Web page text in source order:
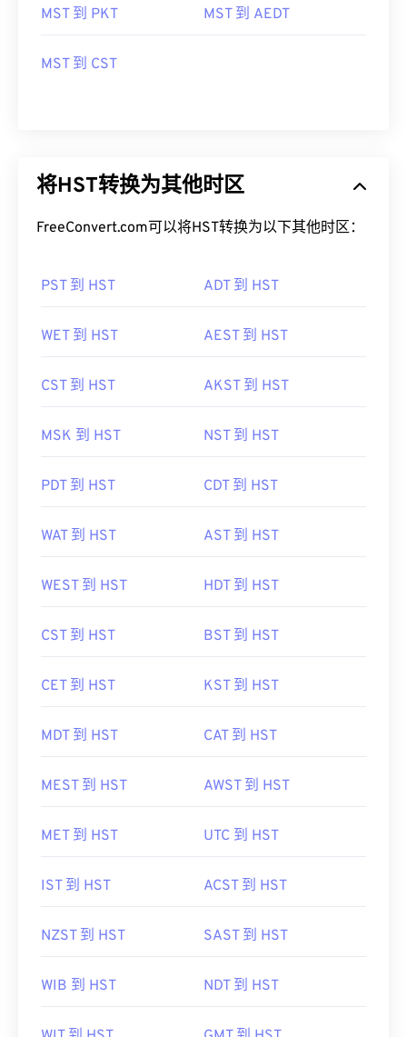
MST 到 PKT MST 到 AEDT
MST 到 CST
将HST转换为其他时区
FreeConvert.com可以将HST转换为以下其他时区：
PST 到 HST ADT 到 HST
WET 到 HST AEST 到 HST
CST 到 HST AKST 到 HST
MSK 到 HST NST 到 HST
PDT 到 HST CDT 到 HST
WAT 到 HST AST 到 HST
WEST 到 HST HDT 到 HST
CST 到 HST BST 到 HST
CET 到 HST KST 到 HST
MDT 到 HST CAT 到 HST
MEST 到 HST AWST 到 HST
MET 到 HST UTC 到 HST
IST 到 HST ACST 到 HST
NZST 到 HST SAST 到 HST
WIB 到 HST NDT 到 HST